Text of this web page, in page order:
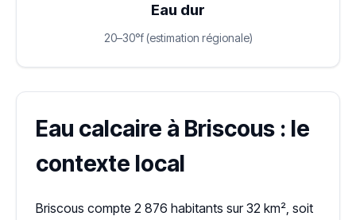
Eau dur
20–30°f (estimation régionale)
Eau calcaire à Briscous : le
contexte local
Briscous compte 2 876 habitants sur 32 km², soit